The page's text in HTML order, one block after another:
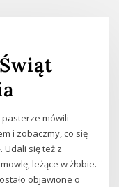
pasterze mówili
i zobaczmy, co się
Udali się też z
leżące w żłobie.
objawione o